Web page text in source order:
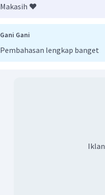
Makasih ❤️
Gani Gani
Pembahasan lengkap banget
Iklan